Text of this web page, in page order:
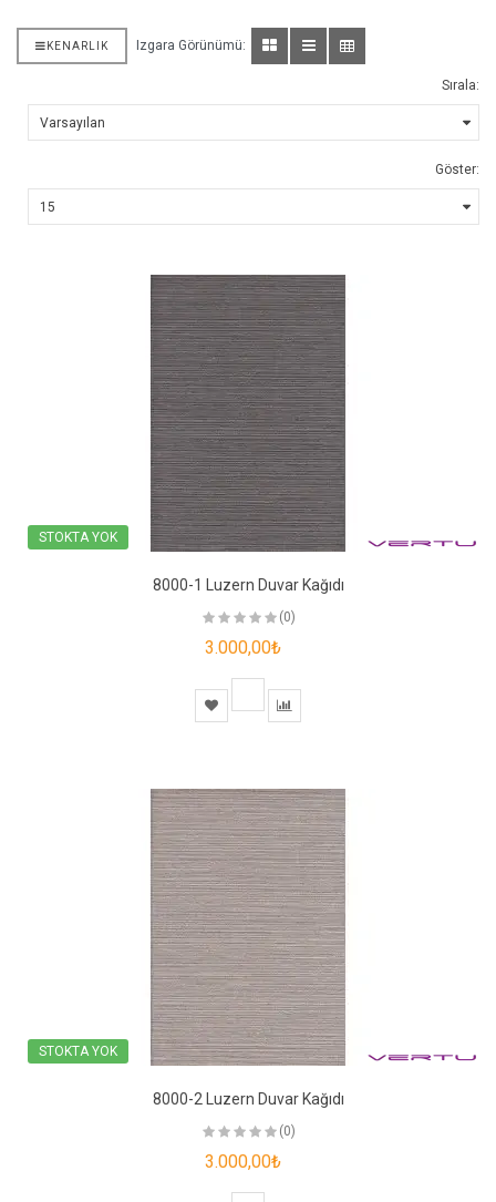
KENARLIK Izgara Görünümü:
Sırala:
Göster:
STOKTA YOK
8000-1 Luzern Duvar Kağıdı
(0)
3.000,00₺
STOKTA YOK
8000-2 Luzern Duvar Kağıdı
(0)
3.000,00₺